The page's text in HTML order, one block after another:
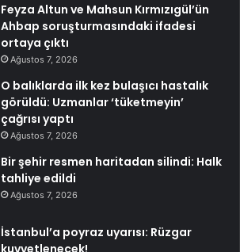
Feyza Altun ve Mahsun Kırmızıgül’ün
Ahbap soruşturmasındaki ifadesi
ortaya çıktı
Ağustos 7, 2026
O balıklarda ilk kez bulaşıcı hastalık
görüldü: Uzmanlar ‘tüketmeyin’
çağrısı yaptı
Ağustos 7, 2026
Bir şehir resmen haritadan silindi: Halk
tahliye edildi
Ağustos 7, 2026
İstanbul’a poyraz uyarısı: Rüzgar
kuvvetlenecek!